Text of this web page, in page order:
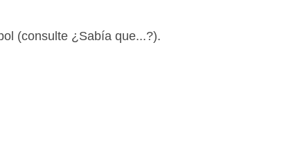
(consulte ¿Sabía que...?).